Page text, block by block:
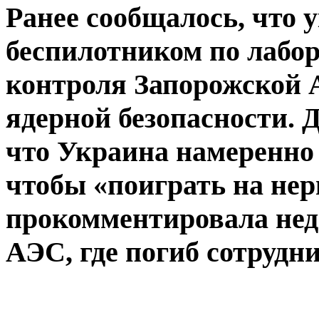
Ранее сообщалось, что
беспилотником по
контроля
ядерной безопасности.
что Украина намеренно
чтобы «поиграть на
прокомментировала
АЭС, где погиб